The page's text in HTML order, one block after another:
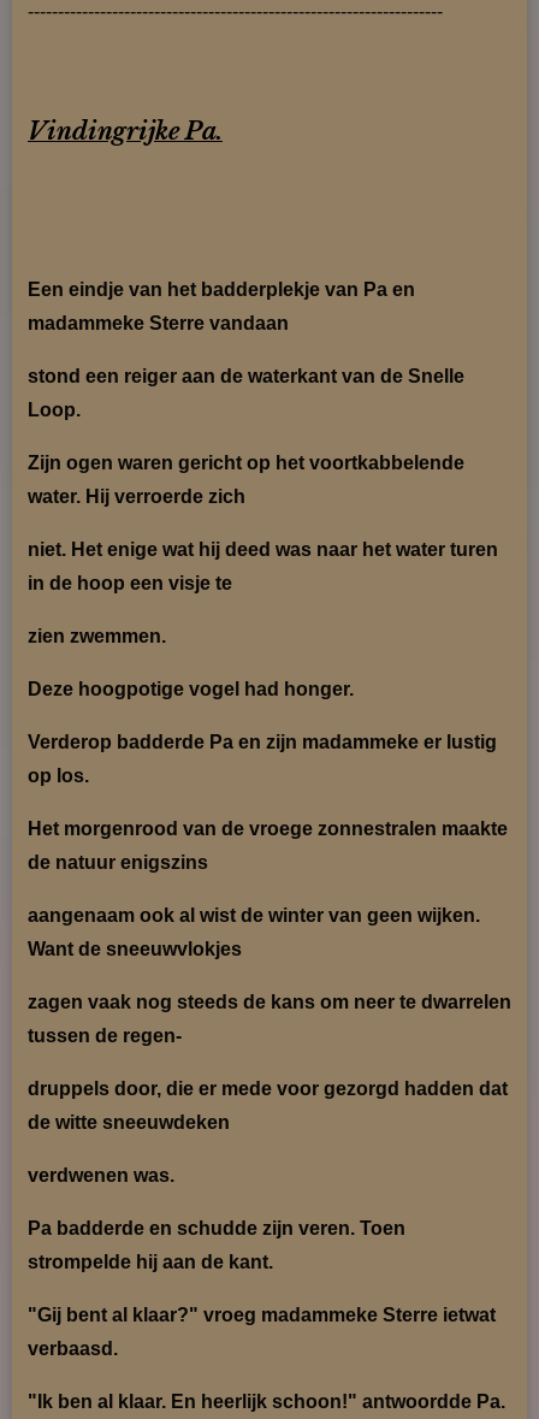
---------------------------------------------------------------------
Vindingrijke Pa.
Een eindje van het badderplekje van Pa en
madammeke Sterre vandaan
stond een reiger aan de waterkant van de Snelle
Loop.
Zijn ogen waren gericht op het voortkabbelende
water. Hij verroerde zich
niet. Het enige wat hij deed was naar het water turen
in de hoop een visje te
zien zwemmen.
Deze hoogpotige vogel had honger.
Verderop badderde Pa en zijn madammeke er lustig
op los.
Het morgenrood van de vroege zonnestralen maakte
de natuur enigszins
aangenaam ook al wist de winter van geen wijken.
Want de sneeuwvlokjes
zagen vaak nog steeds de kans om neer te dwarrelen
tussen de regen-
druppels door, die er mede voor gezorgd hadden dat
de witte sneeuwdeken
verdwenen was.
Pa badderde en schudde zijn veren. Toen
strompelde hij aan de kant.
"Gij bent al klaar?" vroeg madammeke Sterre ietwat
verbaasd.
"Ik ben al klaar. En heerlijk schoon!" antwoordde Pa.